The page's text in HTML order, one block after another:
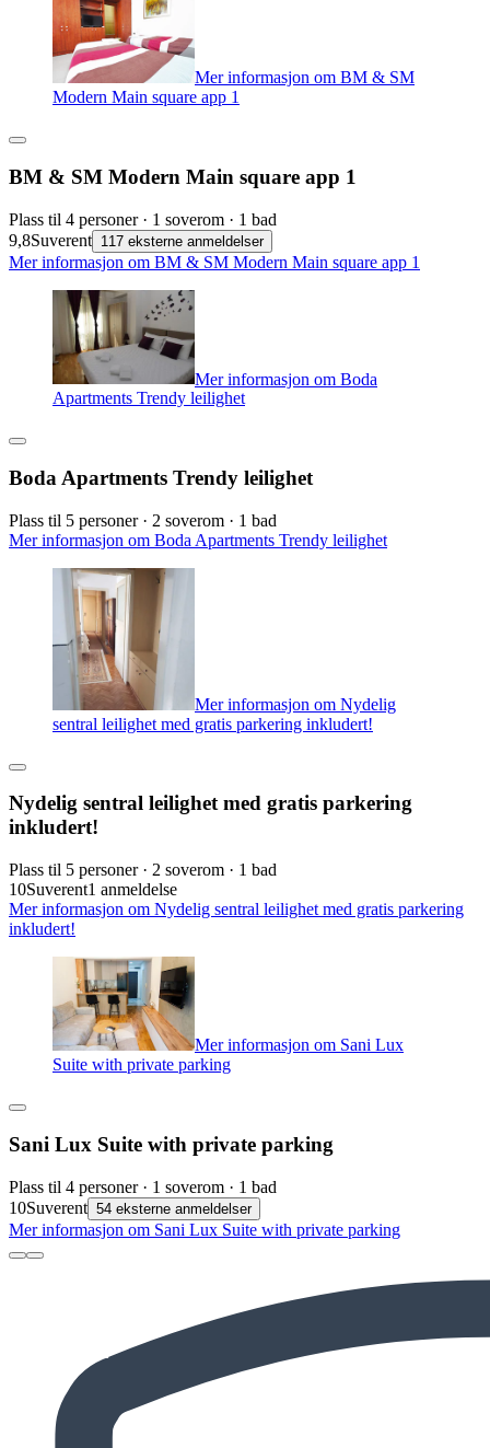
Mer informasjon om BM & SM
Modern Main square app 1
BM & SM Modern Main square app 1
Plass til 4 personer · 1 soverom · 1 bad
9,8Suverent 117 eksterne anmeldelser
Mer informasjon om BM & SM Modern Main square app 1
Mer informasjon om Boda
Apartments Trendy leilighet
Boda Apartments Trendy leilighet
Plass til 5 personer · 2 soverom · 1 bad
Mer informasjon om Boda Apartments Trendy leilighet
Mer informasjon om Nydelig
sentral leilighet med gratis parkering inkludert!
Nydelig sentral leilighet med gratis parkering
inkludert!
Plass til 5 personer · 2 soverom · 1 bad
10Suverent1 anmeldelse
Mer informasjon om Nydelig sentral leilighet med gratis parkering
inkludert!
Mer informasjon om Sani Lux
Suite with private parking
Sani Lux Suite with private parking
Plass til 4 personer · 1 soverom · 1 bad
10Suverent 54 eksterne anmeldelser
Mer informasjon om Sani Lux Suite with private parking